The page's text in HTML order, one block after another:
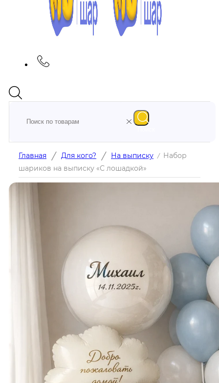
Главная / Для кого? / На выписку / Набор
шариков на выписку «С лошадкой»